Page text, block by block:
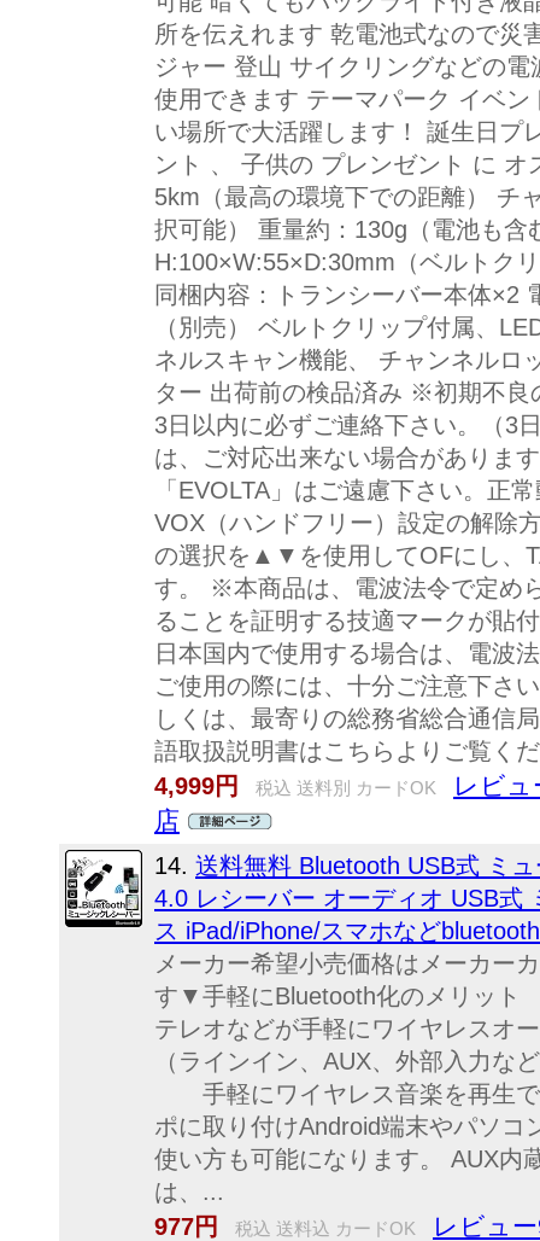
所を伝えれます 乾電池式なので災
ジャー 登山 サイクリングなどの
使用できます テーマパーク イベ
い場所で大活躍します！ 誕生日プ
ント 、 子供の プレンゼント に
5km（最高の環境下での距離） チ
択可能） 重量約：130g（電池も含
H:100×W:55×D:30mm（ベルトク
同梱内容：トランシーバー本体×2
（別売） ベルトクリップ付属、
ネルスキャン機能、 チャンネルロ
ター 出荷前の検品済み ※初期不
3日以内に必ずご連絡下さい。（3
は、ご対応出来ない場合がありま
「EVOLTA」はご遠慮下さい。正
VOX（ハンドフリー）設定の解除
の選択を▲▼を使用してOFにし、
す。 ※本商品は、電波法令で定め
ることを証明する技適マークが貼
日本国内で使用する場合は、電波
ご使用の際には、十分ご注意下さ
しくは、最寄りの総務省総合通信
語取扱説明書はこちらよりご覧く
4,999円
税込 送料別 カードOK
レビュ
店
14. 送料無料 Bluetooth USB式 ミ
4.0 レシーバー オーディオ USB式
ス iPad/iPhone/スマホなど
メーカー希望小売価格はメーカー
す▼手軽にBluetooth化のメリッ
テレオなどが手軽にワイヤレス
（ラインイン、AUX、外部入力な
手軽にワイヤレス音楽を再生
ポに取り付けAndroid端末やパ
使い方も可能になります。 AUX内
は、...
977円
税込 送料込 カードOK レビュ